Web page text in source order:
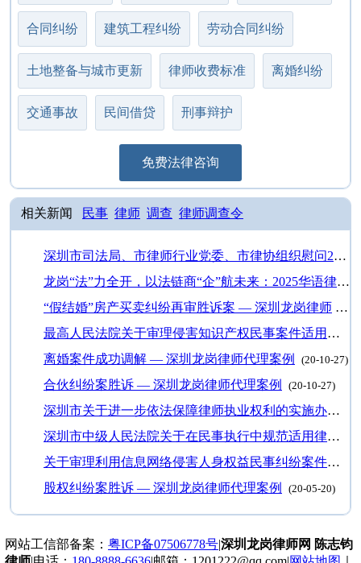
合同纠纷 建筑工程纠纷 劳动合同纠纷
土地整备与城市更新 律师收费标准 离婚纠纷
交通事故 民间借贷 刑事辩护
免费法律咨询
相关新闻 民事 律师 调查 律师调查令
深圳市司法局、市律师行业党委、市律协组织慰问2024年度“1+1”法援律师…
龙岗“法”力全开，以法链商“企”航未来：2025华语律师大会（龙岗站）圆…
“假结婚”房产买卖纠纷再审胜诉案 — 深圳龙岗律师
(21-
最高人民法院关于审理侵害知识产权民事案件适用惩罚性赔偿的解释
离婚案件成功调解 — 深圳龙岗律师代理案例
(20-10-27)
合伙纠纷案胜诉 — 深圳龙岗律师代理案例 (20-10-27)
深圳市关于进一步依法保障律师执业权利的实施办法
深圳市中级人民法院关于在民事执行中规范适用律师调查令的指引（试行）
关于审理利用信息网络侵害人身权益民事纠纷案件适用法律若干问题的规定
股权纠纷案胜诉 — 深圳龙岗律师代理案例
(20-05-20)
网站工信部备案： 粤ICP备07506778号深圳龙岗律师网 陈志钧